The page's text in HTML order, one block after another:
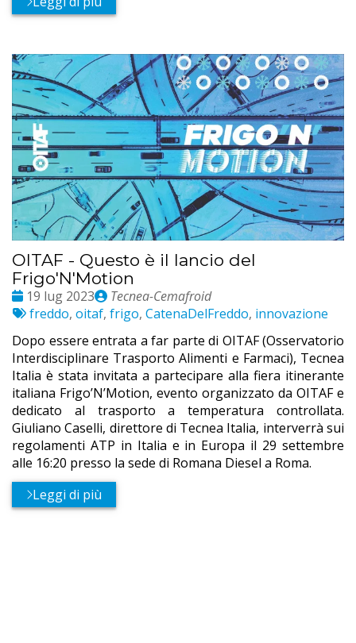
OITAF - Questo è il lancio del
Frigo'N'Motion
Date
:
19 lug 2023
Publié
par
Tecnea-Cemafroid
Etichette:
freddo, oitaf, frigo, CatenaDelFreddo, innovazione
Dopo essere entrata a far parte di OITAF (Osservatorio
Interdisciplinare Trasporto Alimenti e Farmaci), Tecnea
Italia è stata invitata a partecipare alla fiera itinerante
italiana Frigo’N’Motion, evento organizzato da OITAF e
dedicato al trasporto a temperatura controllata.
Giuliano Caselli, direttore di Tecnea Italia, interverrà sui
regolamenti ATP in Italia e in Europa il 29 settembre
alle 16:20 presso la sede di Romana Diesel a Roma.
Leggi di più